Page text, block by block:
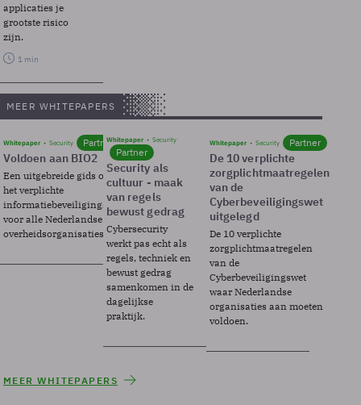
applicaties je
grootste risico
zijn.
1 min
MEER WHITEPAPERS
Whitepaper Security Partner
Voldoen aan BIO2
Een uitgebreide gids over BIO2,
het verplichte
informatiebeveiligingsframework
voor alle Nederlandse
overheidsorganisaties.
Whitepaper Security
Partner
Security als
cultuur - maak
van regels
bewust gedrag
Cybersecurity
werkt pas echt als
regels, techniek en
bewust gedrag
samenkomen in de
dagelijkse
praktijk.
Whitepaper Security Partner
De 10 verplichte
zorgplichtmaatregelen
van de
Cyberbeveiligingswet
uitgelegd
De 10 verplichte
zorgplichtmaatregelen
van de
Cyberbeveiligingswet
waar Nederlandse
organisaties aan moeten
voldoen.
MEER WHITEPAPERS